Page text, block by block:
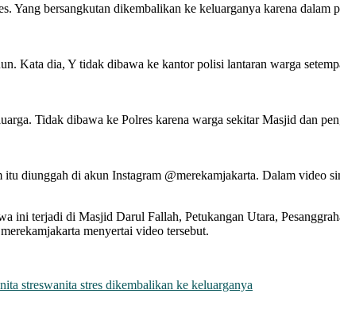
Yang bersangkutan dikembalikan ke keluarganya karena
Kata dia, Y tidak dibawa ke kantor polisi lantaran warga
Tidak dibawa ke Polres karena warga sekitar Masjid dan
diunggah di akun Instagram @merekamjakarta. Dalam video
ini terjadi di Masjid Darul Fallah, Petukangan Utara,
menyertai video tersebut.
streswanita stres dikembalikan ke keluarganya